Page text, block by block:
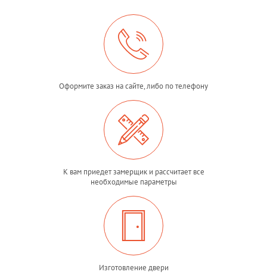
Оформите заказ на сайте, либо по телефону
К вам приедет замерщик и рассчитает все
необходимые параметры
Изготовление двери